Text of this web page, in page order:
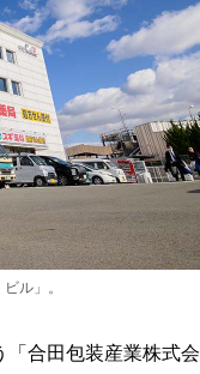
ル」。
合田包装産業株式